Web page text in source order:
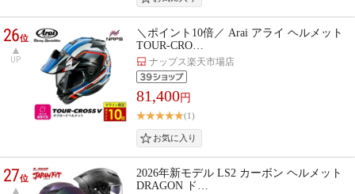
26位
UP
＼ポイント10倍／ Arai アライ ヘルメット
TOUR-CRO…
ナップス楽天市場店
81,400円
(1)
27位
2026年新モデル LS2 カーボン ヘルメット
DRAGON ド…